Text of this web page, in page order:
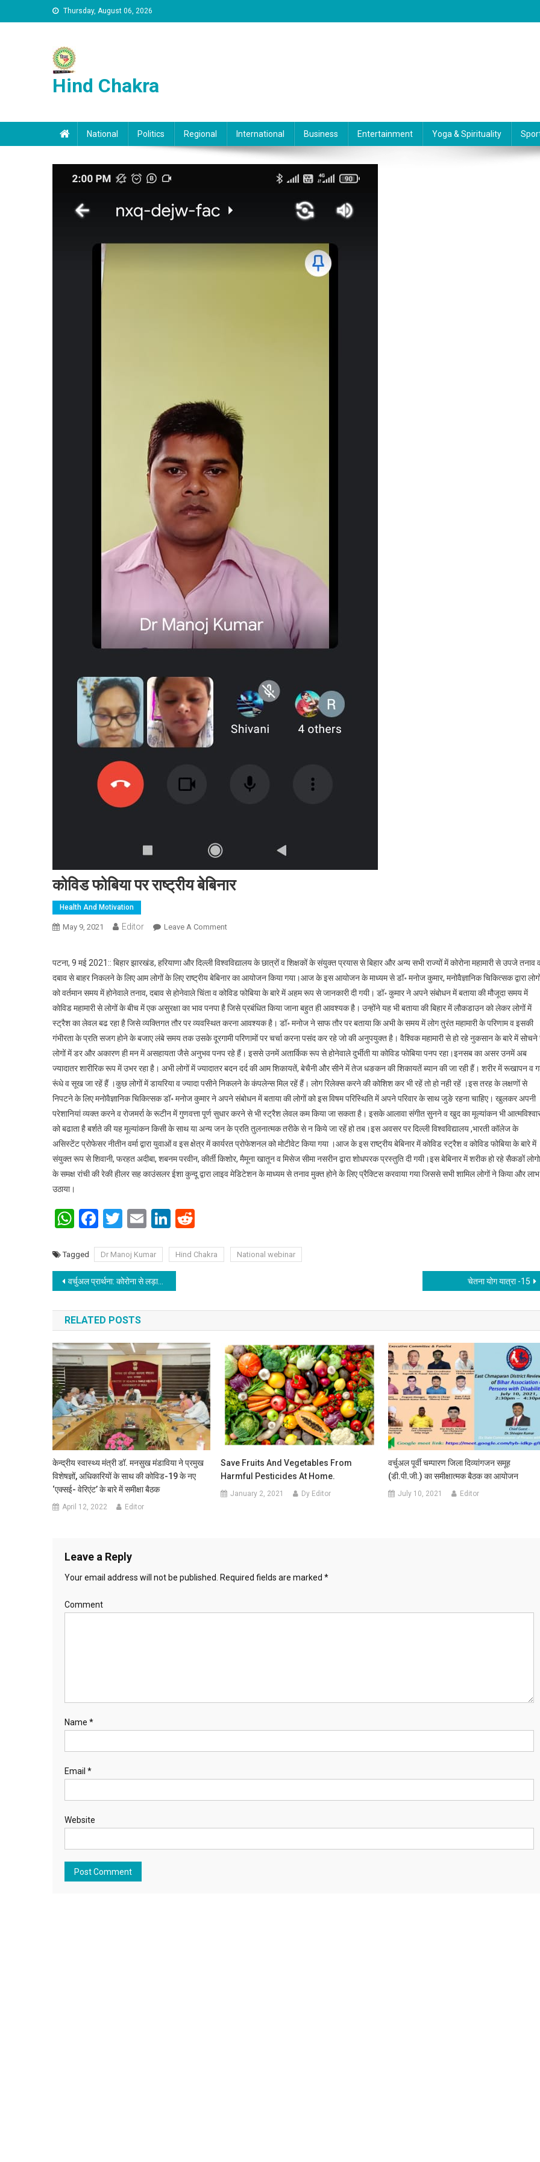
Skip to content Thursday, August 06, 2026
Hind Chakra
National Politics Regional International Business Entertainment Yoga & Spirituality
कोविड फोबिया पर राष्ट्रीय बेबिनार
Health And Motivation
May 9, 2021 Editor Leave A Comment
पटना, 9 मई 2021:: बिहार झारखंड, हरियाणा और दिल्ली विश्वविद्यालय के छात्रों व शिक्षकों के संयुक्त प्रयास से बिहार और अन्य सभी राज्यों में कोरोना महामारी से उपजे तनाव
दबाव से बाहर निकलने के लिए आम लोगों के लिए राष्ट्रीय बेबिनार का आयोजन किया गया।आज के इस आयोजन के माध्यम से डॉ॰ मनोज कुमार, मनोवैज्ञानिक चिकित्सक द्वारा
को वर्तमान समय में होनेवाले तनाव, दबाव से होनेवाले चिंता व कोविड फोबिया के बारे में अहम रूप से जानकारी दी गयी। डॉ॰ कुमार ने अपने संबोधन में बताया की मौजूदा समय में
कोविड महामारी से लोगों के बीच में एक असुरक्षा का भाव पनपा है जिसे प्रबंधित किया जाना बहुत ही आवश्यक है। उन्होंने यह भी बताया की बिहार में लौकडाउन को लेकर लोगों में
स्ट्रैश का लेवल बढ रहा है जिसे व्यक्तिगत तौर पर व्यवस्थित करना आवश्यक है। डॉ॰ मनोज ने साफ तौर पर बताया कि अभी के समय में लोग तुरंत महामारी के परिणाम व इसकी
गंभीरता के प्रति सजग होने के बजाए लंबे समय तक उसके दूरगामी परिणामों पर चर्चा करना पसंद कर रहे जो की अनुपयुक्त है। वैश्विक महामारी से हो रहे नुकसान के बारे में
लोगों में डर और अकारण ही मन में असहायता जैसे अनुभव पनप रहे हैं। इससे उनमें अतार्किक रूप से होनेवाले दुर्भीती या कोविड फोबिया पनप रहा।इनसब का असर उनमें अब
ज्यादातर शारीरिक रूप में उभर रहा है। अभी लोगों में ज्यादातर बदन दर्द की आम शिकायतें, बेचैनी और सीने में तेज धङकन की शिकायतें ब्यान की जा रही हैं। शरीर में रूखापन व
रूंधे व सूख जा रहें हैं ।कुछ लोगों में डायरिया व ज्यादा पसीने निकलने के कंपलेन्स मिल रहें हैं। लोग रिलेक्स करने की कोशिश कर भी रहें तो हो नही रहें ।इस तरह के लक्षणों से
निपटने के लिए मनोवैज्ञानिक चिकित्सक डॉ॰ मनोज कुमार ने अपने संबोधन में बताया की लोगों को इस विषम परिस्थिति में अपने परिवार के साथ जुङे रहना चाहिए। खुलकर अपनी
परेशानियां व्यक्त करने व रोजमर्रा के रूटीन में गुणवत्ता पूर्ण सुधार करने से भी स्ट्रैश लेवल कम किया जा सकता है। इसके आलावा संगीत सुनने व खुद का मूल्यांकन भी
को बढाता है बर्शते की यह मूल्यांकन किसी के साथ या अन्य जन के प्रति तुलनात्मक तरीके से न किये जा रहें हो तब।इस अवसर पर दिल्ली विश्वविद्यालय ,भारती कॉलेज के
असिस्टेंट प्रोफेसर नीतीन वर्मा द्वारा युवाओं व इस क्षेत्र में कार्यरत प्रोफेशनल को मोटीवेट किया गया ।आज के इस राष्ट्रीय बेबिनार में कोविड स्ट्रैश व कोविड फोबिया के बारे में
संयुक्त रूप से शिवानी, फरहत अदीबा, शबनम परवीन, कीर्ती किशोर, मैमूना खातून व मिसेज सीमा नसरीन द्वारा शोधपरक प्रस्तुति दी गयी।इस बेबिनार में शरीक हो रहे सैकङों लोगो
के समक्ष रांची की रेकी हीलर सह काउंसलर ईशा कुन्दू द्वारा लाइव मेडिटेशन के माध्यम से तनाव मुक्त होने के लिए प्रैक्टिस करवाया गया जिससे सभी शामिल लोगों ने किया और लाभ
उठाया।
WhatsApp
Facebook
Twitter
EmailLinkedIn
Tagged Dr Manoj Kumar Hind Chakra National webinar
Post navigation
वर्चुअल प्रार्थना: कोरोना से लड़ाई लड़ रहे एवं उससे प्रभावित लाेगों के बेहतर स्‍वास्‍थ्‍य लाभ के लिए वर्चुअल प्रार्थना सभा का आयोजन किया गया। चेतना योग यात्रा -15
RELATED POSTS
केन्‍द्रीय स्वास्थ्य मंत्री डॉ. मनसुख मंडाविया ने प्रमुख
विशेषज्ञों, अधिकारियों के साथ की कोविड-19 के नए
‘एक्सई- वेरिएंट’ के बारे में समीक्षा बैठक
April 12, 2022 Editor
Save Fruits And Vegetables From
Harmful Pesticides At Home.
January 2, 2021 Dy Editor
वर्चुअल पूर्वी चम्‍पारण जिला दिव्‍यांगजन समूह
(डी.पी.जी.) का समीक्षात्‍मक बैठक का आयोजन
July 10, 2021 Editor
Leave a Reply
Your email address will not be published. Required fields are marked *
Comment
Name *
Email *
Website